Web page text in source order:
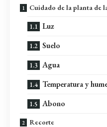
Cuidado de la planta de
Luz
Suelo
Agua
Temperatura y
Abono
Recorte